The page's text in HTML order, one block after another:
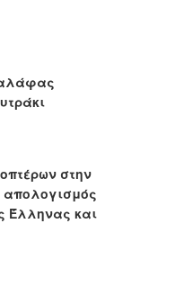
στην
απολογισμός
Έλληνας και